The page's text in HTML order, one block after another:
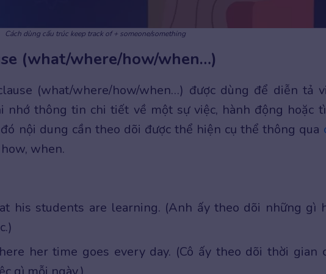
Cách dùng cấu trúc keep track of + someone/something
(what/where/how/when…)
(what/where/how/when…) được dùng để diễn tả
nhớ thông tin chi tiết về một sự việc, hành động hoặc
nội dung cần theo dõi được thể hiện cụ thể thông qua
how, when.
his students are learning. (Anh ấy theo dõi những gì
her time goes every day. (Cô ấy theo dõi thời gian